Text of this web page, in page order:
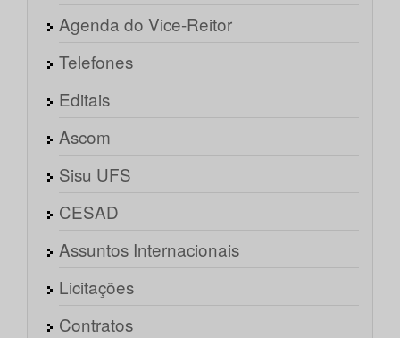
Agenda do Vice-Reitor
Telefones
Editais
Ascom
Sisu UFS
CESAD
Assuntos Internacionais
Licitações
Contratos